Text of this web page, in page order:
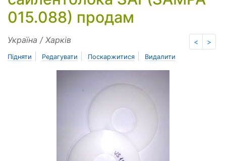
015.088) продам
< >
Україна / Харків
Підняти Редагувати Поскаржитися Видалити